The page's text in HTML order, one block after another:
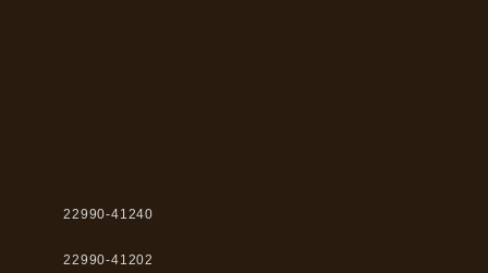
22990-41240
22990-41202